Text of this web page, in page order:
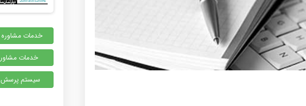
خدمات
خدمات
سیستم پرسش